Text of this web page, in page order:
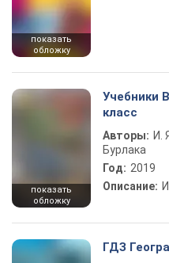
показать
обложку
показать
обложку
Учебники
класс
Авторы: И.
Бурлака
Год: 2019
Описание:
ГДЗ